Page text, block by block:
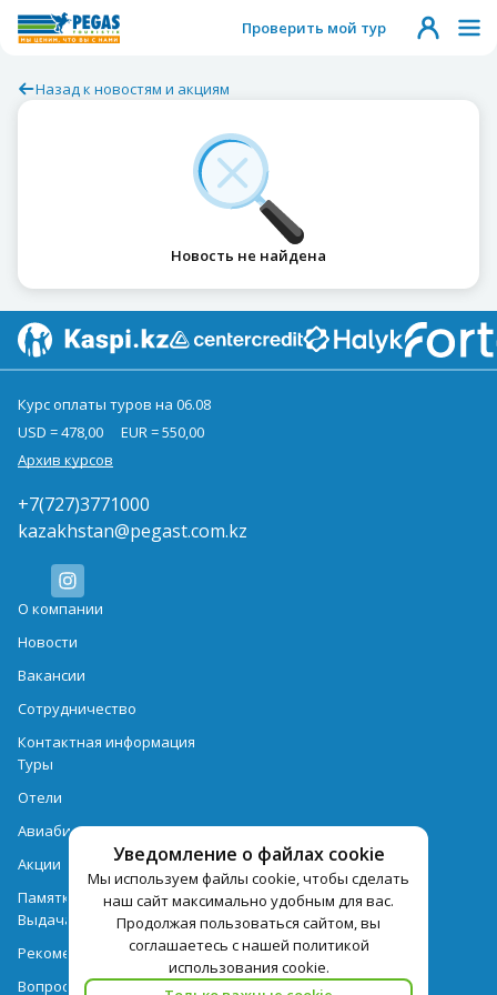
Проверить мой тур
Назад к новостям и акциям
Новость не найдена
Уведомление о файлах cookie
Мы используем файлы cookie, чтобы сделать
наш сайт максимально удобным для вас.
Продолжая пользоваться сайтом, вы
соглашаетесь с нашей политикой
использования cookie.
Курс оплаты туров на 06.08
USD = 478,00
EUR = 550,00
Архив курсов
+7(727)3771000
kazakhstan@pegast.com.kz
О компании
Новости
Вакансии
Сотрудничество
Контактная информация
Туры
Отели
Авиабилеты
Акции
Памятка для туристов
Выдача документов
Рекомендации
Вопрос-ответ